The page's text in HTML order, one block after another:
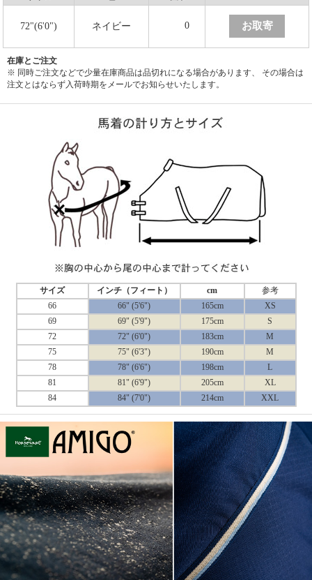
72"(6'0") ネイビー 0 お取寄
在庫とご注文
※ 同時ご注文などで少量在庫商品は品切れになる場合があります、 その場合は
注文とはならず入荷時期をメールでお知らせいたします。
サイズ インチ（フィート） cm
参考
66
66" (5'6") 165cm
XS
69
69" (5'9") 175cm
S
72
72" (6'0") 183cm
M
75
75" (6'3") 190cm
M
78
78" (6'6") 198cm
L
81
81" (6'9") 205cm
XL
84
84" (7'0") 214cm XXL